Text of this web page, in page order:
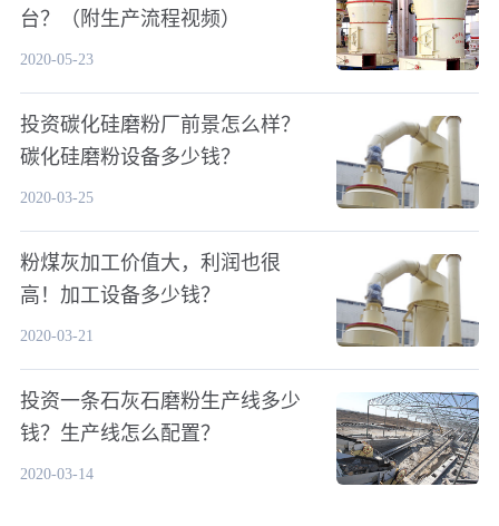
台？（附生产流程视频）
2020-05-23
投资碳化硅磨粉厂前景怎么样？
碳化硅磨粉设备多少钱？
2020-03-25
粉煤灰加工价值大，利润也很
高！加工设备多少钱？
2020-03-21
投资一条石灰石磨粉生产线多少
钱？生产线怎么配置？
2020-03-14